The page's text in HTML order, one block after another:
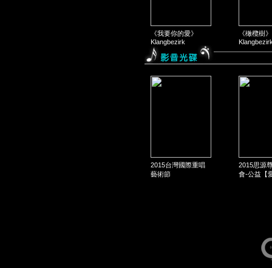
《我要你的愛》
Klangbezirk
《橄欖樹》
2015台灣國際重唱
藝術節
2015思源
會-公益【